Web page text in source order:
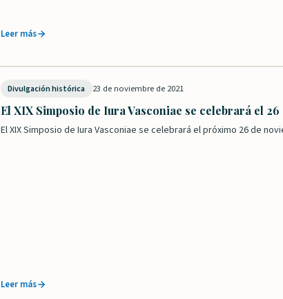
Leer más
Divulgación histórica 23 de noviembre de 2021
El XIX Simposio de Iura Vasconiae se celebrará el
El XIX Simposio de Iura Vasconiae se celebrará el próximo 26 de
Leer más